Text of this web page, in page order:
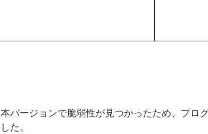
本バージョンで脆弱性が見つかったため、プロ
した。